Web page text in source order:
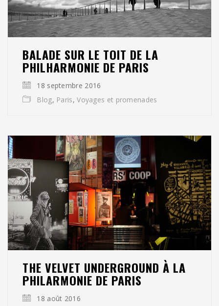
BALADE SUR LE TOIT DE LA
PHILHARMONIE DE PARIS
18 septembre 2016
Blog, Paris,Voyages et promenades
THE VELVET UNDERGROUND À LA
PHILARMONIE DE PARIS
18 août 2016